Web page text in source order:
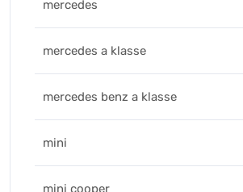
mercedes
mercedes a klasse
mercedes benz a klasse
mini
mini cooper